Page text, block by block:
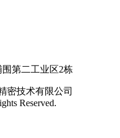
第二工业区2栋
密技术有限公司
Reserved.